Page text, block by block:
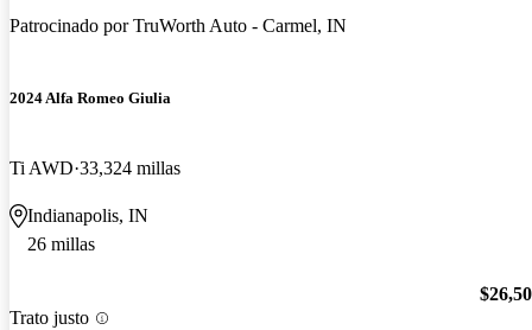
Patrocinado porTruWorth Auto - Carmel, IN
2024 Alfa Romeo Giulia
Ti AWD 33,324 millas
Indianapolis, IN
26 millas
Trato justo